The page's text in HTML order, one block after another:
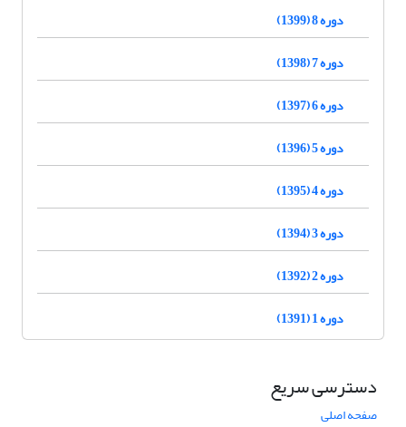
دوره 8 (1399)
دوره 7 (1398)
دوره 6 (1397)
دوره 5 (1396)
دوره 4 (1395)
دوره 3 (1394)
دوره 2 (1392)
دوره 1 (1391)
دسترسی سریع
صفحه اصلی